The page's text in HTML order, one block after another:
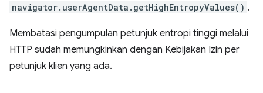
navigator.userAgentData.getHighEntropyValues() .
Membatasi pengumpulan petunjuk entropi tinggi melalui
HTTP sudah memungkinkan dengan Kebijakan Izin per
petunjuk klien yang ada.